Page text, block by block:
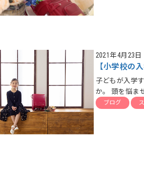
2021年4月23日
【小学校の
子どもが入学
か。 頭を悩ま
ブログ